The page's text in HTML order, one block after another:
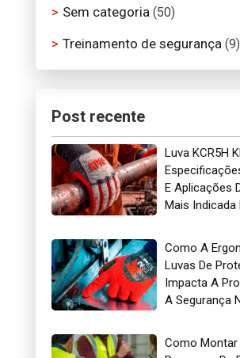
Sem categoria(50)
Treinamento de segurança(9)
Post recente
Luva KCR5H
E Aplicações
Mais Indicada
Como A
Luvas De
Impacta A
A Segurança
Como Montar